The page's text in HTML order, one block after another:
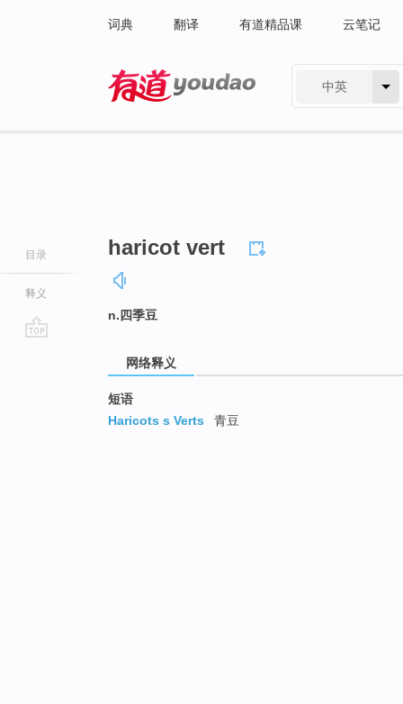
词典 翻译 有道精品课 云笔记
中英
目录
释义
haricot vert
n.四季豆
网络释义
短语
Haricots s Verts
青豆